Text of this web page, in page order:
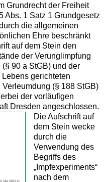
Grundrecht der Freiheit
Abs. 1 Satz 1 Grundgesetz
die allgemeinen
Ehre beschränkt
auf dem Stein den
der Verunglimpfung
90 a StGB) und der
gerichteten
(§ 188 StGB)
der vorläufigen
Dresden angeschlossen.
Die Aufschrift auf
dem Stein wecke
durch die
Verwendung des
Begriffs des
„Impfexperiments“
nach dem